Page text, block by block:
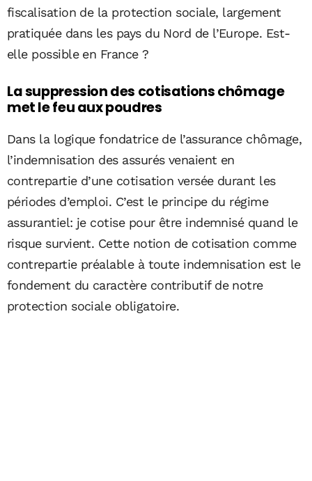
fiscalisation de la protection sociale, largement
pratiquée dans les pays du Nord de l’Europe. Est-
elle possible en France ?
La suppression des cotisations chômage
met le feu aux poudres
Dans la logique fondatrice de l’assurance chômage,
l’indemnisation des assurés venaient en
contrepartie d’une cotisation versée durant les
périodes d’emploi. C’est le principe du régime
assurantiel: je cotise pour être indemnisé quand le
risque survient. Cette notion de cotisation comme
contrepartie préalable à toute indemnisation est le
fondement du caractère contributif de notre
protection sociale obligatoire.